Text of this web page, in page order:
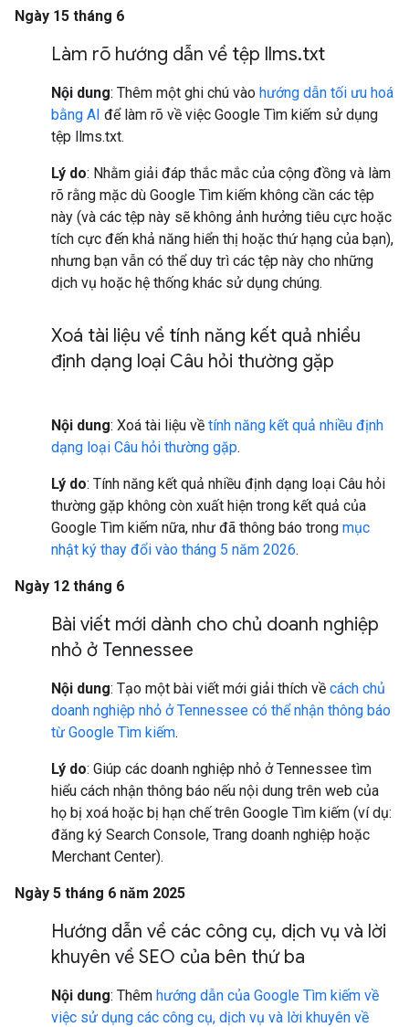
Ngày 15 tháng 6
Làm rõ hướng dẫn về tệp llms.txt
Nội dung: Thêm một ghi chú vào hướng dẫn tối ưu hoá
bằng AI để làm rõ về việc Google Tìm kiếm sử dụng
tệp llms.txt.
Lý do: Nhằm giải đáp thắc mắc của cộng đồng và làm
rõ rằng mặc dù Google Tìm kiếm không cần các tệp
này (và các tệp này sẽ không ảnh hưởng tiêu cực hoặc
tích cực đến khả năng hiển thị hoặc thứ hạng của bạn),
nhưng bạn vẫn có thể duy trì các tệp này cho những
dịch vụ hoặc hệ thống khác sử dụng chúng.
Xoá tài liệu về tính năng kết quả nhiều
định dạng loại Câu hỏi thường gặp
Nội dung: Xoá tài liệu về tính năng kết quả nhiều định
dạng loại Câu hỏi thường gặp.
Lý do: Tính năng kết quả nhiều định dạng loại Câu hỏi
thường gặp không còn xuất hiện trong kết quả của
Google Tìm kiếm nữa, như đã thông báo trong mục
nhật ký thay đổi vào tháng 5 năm 2026.
Ngày 12 tháng 6
Bài viết mới dành cho chủ doanh nghiệp
nhỏ ở Tennessee
Nội dung: Tạo một bài viết mới giải thích về cách chủ
doanh nghiệp nhỏ ở Tennessee có thể nhận thông báo
từ Google Tìm kiếm.
Lý do: Giúp các doanh nghiệp nhỏ ở Tennessee tìm
hiểu cách nhận thông báo nếu nội dung trên web của
họ bị xoá hoặc bị hạn chế trên Google Tìm kiếm (ví dụ:
đăng ký Search Console, Trang doanh nghiệp hoặc
Merchant Center).
Ngày 5 tháng 6 năm 2025
Hướng dẫn về các công cụ, dịch vụ và lời
khuyên về SEO của bên thứ ba
Nội dung: Thêm hướng dẫn của Google Tìm kiếm về
việc sử dụng các công cụ, dịch vụ và lời khuyên về